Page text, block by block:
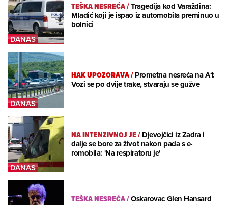
TEŠKA NESREĆA/Tragedija kod Varaždina:
Mladić koji je ispao iz automobila preminuo u
bolnici
HAK UPOZORAVA/Prometna nesreća na A1:
Vozi se po dvije trake, stvaraju se gužve
NA INTENZIVNOJ JE/Djevojčici iz Zadra i
dalje se bore za život nakon pada s e-
romobila: 'Na respiratoru je'
TEŠKA NESREĆA/Oskarovac Glen Hansard